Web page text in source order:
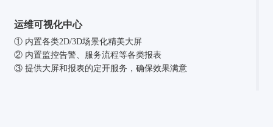
运维可视化中心
① 内置各类2D/3D场景化精美大屏
② 内置监控告警、服务流程等各类报表
③ 提供大屏和报表的定开服务，确保效果满意